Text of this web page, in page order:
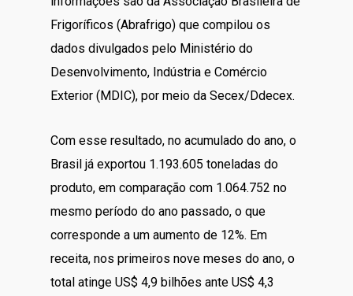
Frigoríficos (Abrafrigo) que compilou os
dados divulgados pelo Ministério do
Desenvolvimento, Indústria e Comércio
Exterior (MDIC), por meio da Secex/Ddecex.
Com esse resultado, no acumulado do ano, o
Brasil já exportou 1.193.605 toneladas do
produto, em comparação com 1.064.752 no
mesmo período do ano passado, o que
corresponde a um aumento de 12%. Em
receita, nos primeiros nove meses do ano, o
total atinge US$ 4,9 bilhões ante US$ 4,3